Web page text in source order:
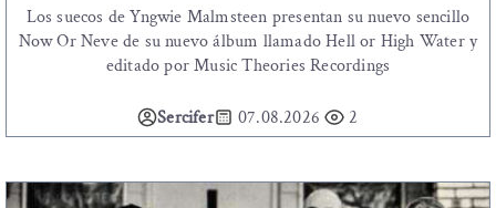
Los suecos de Yngwie Malmsteen presentan su nuevo sencillo
Now Or Neve de su nuevo álbum llamado Hell or High Water y
editado por Music Theories Recordings
Sercifer 07.08.2026 2